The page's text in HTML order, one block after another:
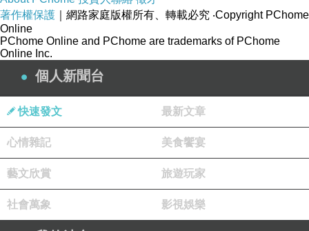
著作權保護 ｜網路家庭版權所有、轉載必究 ‧Copyright PChome
Online
PChome Online and PChome are trademarks of PChome
Online Inc.
個人新聞台
快速發文 最新文章
心情雜記 美食饗宴
藝文欣賞 旅遊玩家
社會萬象 影視娛樂